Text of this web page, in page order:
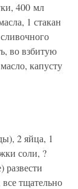
400 мл
1 стакан
во взбитую
капусту
2 яйца, 1
соли, ?
тщательно